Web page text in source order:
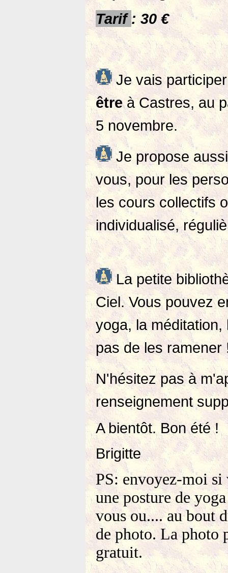
Tarif: 30 €
Je vais
êtreà Castres, au
5 novembre.
Je propose
vous, pour les
les cours collectifs
individualisé,
La petite
Ciel. Vous pouvez
yoga, la méditation,
pas de les ramener
N'hésitez pas à
renseignement
A bientôt. Bon été !
Brigitte
PS: envoyez-moi si
une posture de
vous ou.... au bout
de photo. La photo
gratuit.